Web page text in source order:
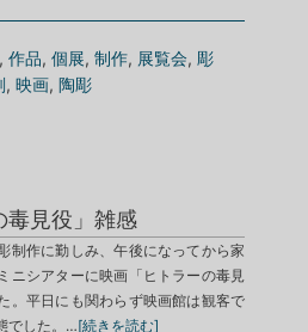
, 作品, 個展, 制作, 展覧会, 彫
, 映画, 陶彫
毒見役」雑感
制作に勤しみ、午後になってから家
ニシアターに映画「ヒトラーの毒見
。平日にも関わらず映画館は観客で
でした。…[続きを読む]